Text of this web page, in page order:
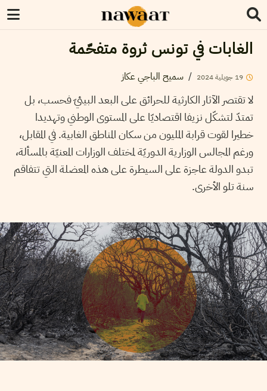
الغابات في تونس ثروة متفحّمة
19 جويلية2024
/ سميح الباجي عكاز
لا تقتصر الآثار الكارثية للحرائق على البعد البيئيّ فحسب، بل
تمتدّ لتشكّل نزيفا اقتصاديّا على المستوى الوطني وتهديدا
خطيرا لقوت قرابة المليون من سكان المناطق الغابية. في المقابل،
ورغم المجالس الوزارية الدوريّة لمختلف الوزارات المعنيّة بالمسألة،
تبدو الدولة عاجزة على السيطرة على هذه المعضلة التي تتفاقم
سنة تلو الأخرى.